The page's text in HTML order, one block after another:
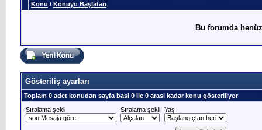
Konu / Konuyu Başlatan
Bu forumda
Gösteriliş ayarları
Toplam 0 adet konudan sayfa basi 0 ile 0 arasi kadar konu gösteriliyor
Sıralama şekli
Sıralama şekli Yaş